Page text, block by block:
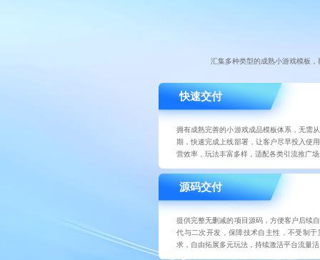
汇集多种类型的成熟小游戏模板
快速交付
拥有成熟完善的小游戏成品模板体系，无需
期，快速完成上线部署，让客户尽早投入使
营效率，玩法丰富多样，适配各类引流推广
源码交付
提供完整无删减的项目源码，方便客户后续
代与二次开发，保障技术自主性，不受制
求，自由拓展多元玩法，持续激活平台流量